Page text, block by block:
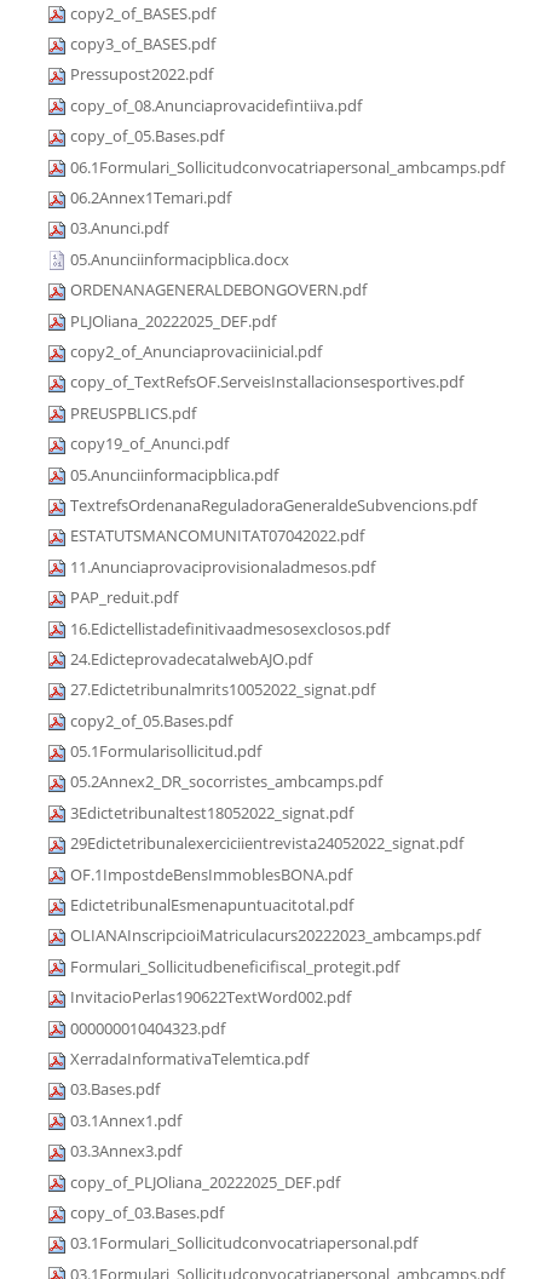
copy2_of_BASES.pdf
copy3_of_BASES.pdf
Pressupost2022.pdf
copy_of_08.Anunciaprovacidefintiiva.pdf
copy_of_05.Bases.pdf
06.1Formulari_Sollicitudconvocatriapersonal_ambcamps.pdf
06.2Annex1Temari.pdf
03.Anunci.pdf
05.Anunciinformacipblica.docx
ORDENANAGENERALDEBONGOVERN.pdf
PLJOliana_20222025_DEF.pdf
copy2_of_Anunciaprovaciinicial.pdf
copy_of_TextRefsOF.ServeisInstallacionsesportives.pdf
PREUSPBLICS.pdf
copy19_of_Anunci.pdf
05.Anunciinformacipblica.pdf
TextrefsOrdenanaReguladoraGeneraldeSubvencions.pdf
ESTATUTSMANCOMUNITAT07042022.pdf
11.Anunciaprovaciprovisionaladmesos.pdf
PAP_reduit.pdf
16.Edictellistadefinitivaadmesosexclosos.pdf
24.EdicteprovadecatalwebAJO.pdf
27.Edictetribunalmrits10052022_signat.pdf
copy2_of_05.Bases.pdf
05.1Formularisollicitud.pdf
05.2Annex2_DR_socorristes_ambcamps.pdf
3Edictetribunaltest18052022_signat.pdf
29Edictetribunalexerciciientrevista24052022_signat.pdf
OF.1ImpostdeBensImmoblesBONA.pdf
EdictetribunalEsmenapuntuacitotal.pdf
OLIANAInscripcioiMatriculacurs20222023_ambcamps.pdf
Formulari_Sollicitudbeneficifiscal_protegit.pdf
InvitacioPerlas190622TextWord002.pdf
000000010404323.pdf
XerradaInformativaTelemtica.pdf
03.Bases.pdf
03.1Annex1.pdf
03.3Annex3.pdf
copy_of_PLJOliana_20222025_DEF.pdf
copy_of_03.Bases.pdf
03.1Formulari_Sollicitudconvocatriapersonal.pdf
03.1Formulari_Sollicitudconvocatriapersonal_ambcamps.pdf